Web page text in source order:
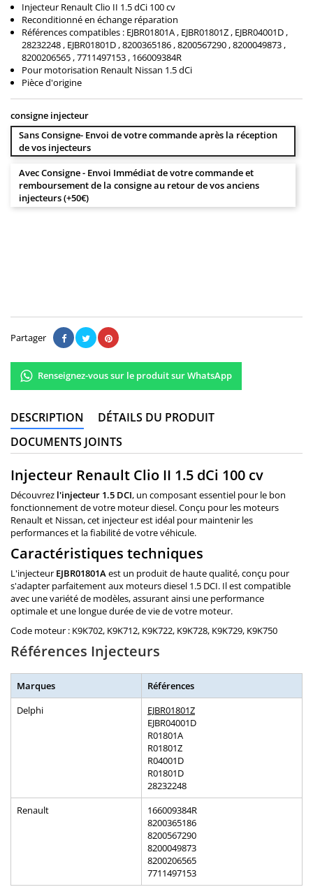
Injecteur Renault Clio II 1.5 dCi 100 cv
Reconditionné en échange réparation
Références compatibles : EJBR01801A , EJBR01801Z , EJBR04001D ,
28232248 , EJBR01801D , 8200365186 , 8200567290 , 8200049873 ,
8200206565 , 7711497153 , 166009384R
Pour motorisation Renault Nissan 1.5 dCi
Pièce d'origine
consigne injecteur
Sans Consigne- Envoi de votre commande après la réception
de vos injecteurs
Avec Consigne - Envoi Immédiat de votre commande et
remboursement de la consigne au retour de vos anciens
injecteurs (+50€)
Partager
Renseignez-vous sur le produit sur WhatsApp
DESCRIPTION
DÉTAILS DU PRODUIT
DOCUMENTS JOINTS
Injecteur Renault Clio II 1.5 dCi 100 cv
Découvrez l'injecteur 1.5 DCI, un composant essentiel pour le bon
fonctionnement de votre moteur diesel. Conçu pour les moteurs
Renault et Nissan, cet injecteur est idéal pour maintenir les
performances et la fiabilité de votre véhicule.
Caractéristiques techniques
L'injecteur EJBR01801Aest un produit de haute qualité, conçu pour
s'adapter parfaitement aux moteurs diesel 1.5 DCI. Il est compatible
avec une variété de modèles, assurant ainsi une performance
optimale et une longue durée de vie de votre moteur.
Code moteur : K9K702, K9K712, K9K722, K9K728, K9K729, K9K750
Références Injecteurs
Marques
Références
Delphi
EJBR01801Z
EJBR04001D
R01801A
R01801Z
R04001D
R01801D
28232248
Renault
166009384R
8200365186
8200567290
8200049873
8200206565
7711497153